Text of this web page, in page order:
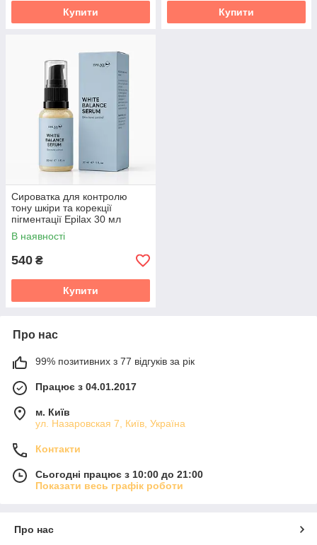
Купити Купити
Сироватка для контролю
тону шкіри та корекції
пігментації Epilax 30 мл
В наявності
540 ₴
Купити
Про нас
99% позитивних з 77 відгуків за рік
Працює з 04.01.2017
м. Київ
ул. Назаровская 7, Київ, Україна
Контакти
Сьогодні працює з 10:00 до 21:00
Показати весь графік роботи
Про нас